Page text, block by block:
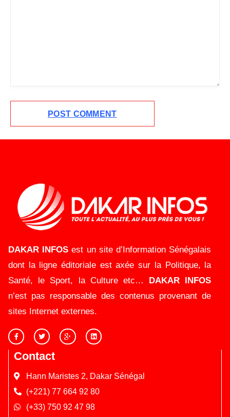
DAKAR INFOSest un site d’Information Sénégalais
dont la ligne éditoriale est axée sur la Politique, la
Santé, le Sport, la Culture etc… DAKAR INFOS
n’est pas responsable des contenus provenant de
sites Internet externes.
Contact
Hann Maristes 2, Dakar Sénégal
(+221) 77 664 92 80
(+33) 750 92 47 98